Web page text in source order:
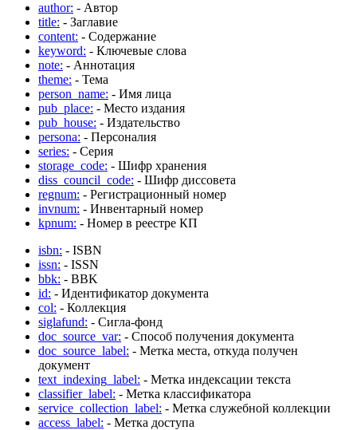
author: - Автор
title: - Заглавие
content: - Содержание
keyword: - Ключевые слова
note: - Аннотация
theme: - Тема
person_name: - Имя лица
pub_place: - Место издания
pub_house: - Издательство
persona: - Персоналия
series: - Серия
storage_code: - Шифр хранения
diss_council_code: - Шифр диссовета
regnum: - Регистрационный номер
invnum: - Инвентарный номер
kpnum: - Номер в реестре КП
isbn: - ISBN
issn: - ISSN
bbk: - BBK
id: - Идентификатор документа
col: - Коллекция
siglafund: - Сигла-фонд
doc_source_var: - Способ получения документа
doc_source_label: - Метка места, откуда получен
документ
text_indexing_label: - Метка индексации текста
classifier_label: - Метка классификатора
service_collection_label: - Метка служебной коллекции
access_label: - Метка доступа